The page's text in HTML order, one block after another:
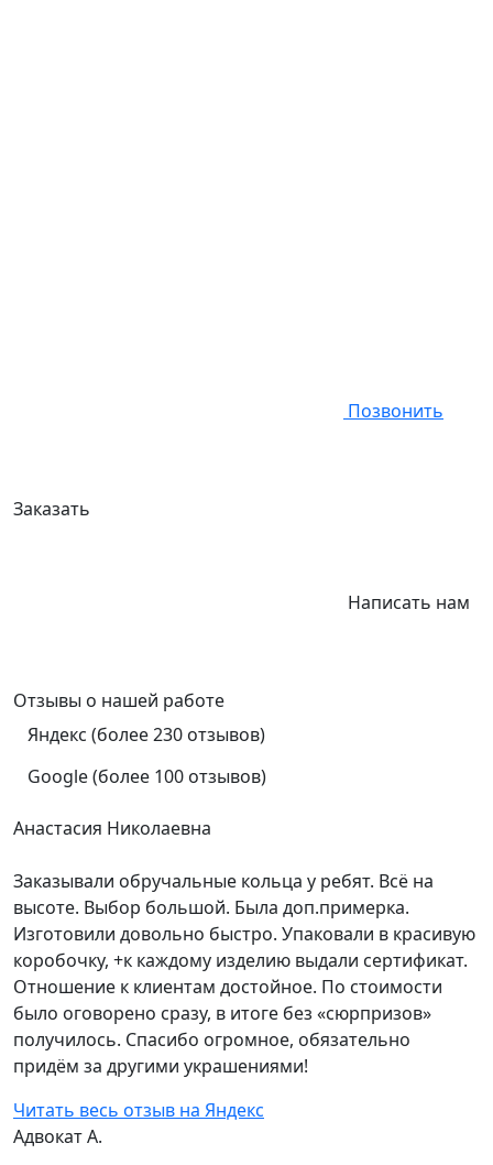
Позвонить
Заказать
Написать нам
Отзывы о нашей работе
Яндекс (более 230 отзывов)
Google (более 100 отзывов)
Анастасия Николаевна
Заказывали обручальные кольца у ребят. Всё на
высоте. Выбор большой. Была доп.примерка.
Изготовили довольно быстро. Упаковали в красивую
коробочку, +к каждому изделию выдали сертификат.
Отношение к клиентам достойное. По стоимости
было оговорено сразу, в итоге без «сюрпризов»
получилось. Спасибо огромное, обязательно
придём за другими украшениями!
Читать весь отзыв на Яндекс
Адвокат А.